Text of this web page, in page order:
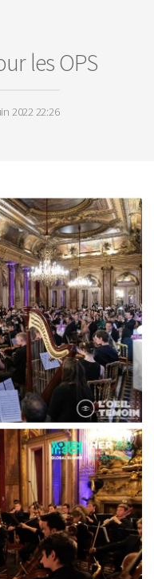
les OPS
2022 22:26